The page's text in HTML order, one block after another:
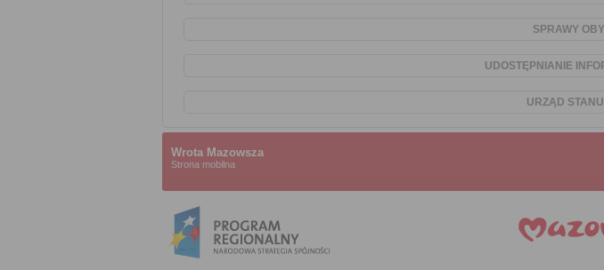
SPRAWY
UDOSTĘPNIANIE
URZĄD
Wrota Mazowsza
Strona mobilna